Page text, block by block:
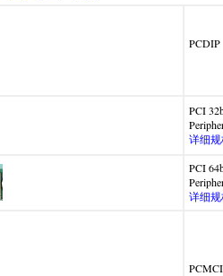
PCDIP
PCI
详细
PCI
详细